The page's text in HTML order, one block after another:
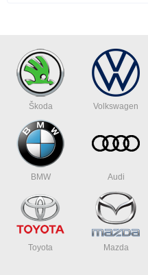
Škoda Volkswagen
BMW Audi
Toyota Mazda